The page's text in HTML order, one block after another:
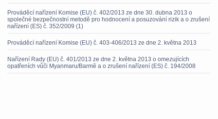
Prováděcí nařízení Komise (EU) č. 402/2013 ze dne 30. dubna 2013 o
společné bezpečnostní metodě pro hodnocení a posuzování rizik a o zrušení
nařízení (ES) č. 352/2009 (1)
Prováděcí nařízení Komise (EU) č. 403-406/2013 ze dne 2. května 2013
Nařízení Rady (EU) č. 401/2013 ze dne 2. května 2013 o omezujících
opatřeních vůči Myanmaru/Barmě a o zrušení nařízení (ES) č. 194/2008